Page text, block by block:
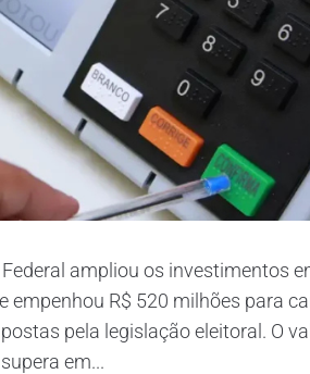
ampliou os investimentos
R$ 520 milhões para
pela legislação eleitoral. O
em...